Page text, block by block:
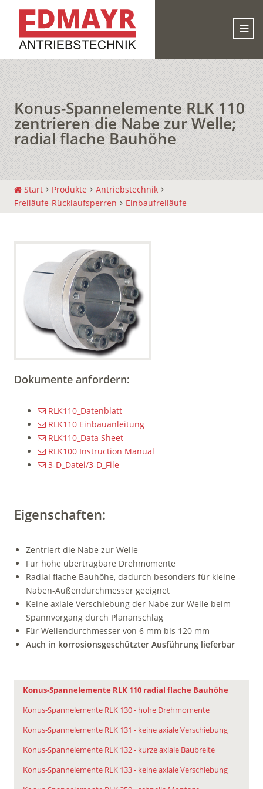
Konus-Spannelemente RLK 110
zentrieren die Nabe zur Welle;
radial flache Bauhöhe
Start Produkte
Antriebstechnik
Freiläufe-Rücklaufsperren
Einbaufreiläufe
Dokumente anfordern:
RLK110_Datenblatt
RLK110 Einbauanleitung
RLK110_Data Sheet
RLK100 Instruction Manual
3-D_Datei/3-D_File
Eigenschaften:
Zentriert die Nabe zur Welle
Für hohe übertragbare Drehmomente
Radial flache Bauhöhe, dadurch ­besonders für kleine ­
Naben-Außen­durchmesser ­geeignet
Keine axiale Verschiebung der Nabe zur Welle beim
Spannvorgang durch ­Plananschlag
Für Wellendurchmesser von 6 mm bis 120 mm
Auch in korrosionsgeschützter Ausführung lieferbar
Konus-Spannelemente RLK 110 radial flache Bauhöhe
Konus-Spannelemente RLK 130 - hohe Drehmomente
Konus-Spannelemente RLK 131 - keine axiale Verschiebung
Konus-Spannelemente RLK 132 - kurze axiale Baubreite
Konus-Spannelemente RLK 133 - keine axiale Verschiebung